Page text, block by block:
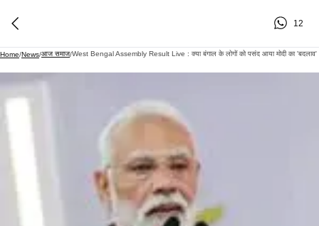
12
Home/News/आज समाज/West Bengal Assembly Result Live : क्या बंगाल के लोगों को पसंद आया मोदी का 'बदलाव'